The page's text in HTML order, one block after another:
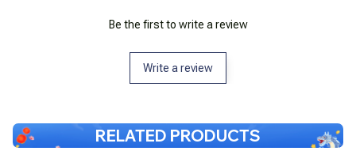
Be the first to write a review
Write a review
RELATED PRODUCTS